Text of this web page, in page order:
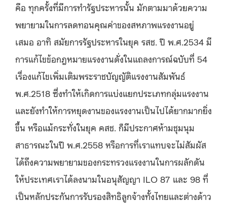
คือ ทุกครั้งที่มีการทำรัฐประหารนั้น มักตามมาด้วยความ
พยายามในการลดทอนคุณค่าของสหภาพแรงงานอยู่
เสมอ อาทิ สมัยการรัฐประหารในยุค รสช. ปี พ.ศ.2534 มี
การแก้ไขข้อกฎหมายแรงงานดั่งในแถลงการณ์ฉบับที่ 54
เรื่องแก้ไขเพิ่มเติมพระราชบัญญัติแรงงานสัมพันธ์
พ.ศ.2518 ซึ่งทำให้เกิดการแบ่งแยกประเภทกลุ่มแรงงาน
และยังทำให้การหยุดงานของแรงงานเป็นไปได้ยากมากยิ่ง
ขึ้น หรือแม้กระทั่งในยุค คสช. ก็มีประกาศห้ามชุมนุม
สาธารณะในปี พ.ศ.2558 หรือการที่เราแทบจะไม่สัมผัส
ได้ถึงความพยายามของกระทรวงแรงงานในการผลักดัน
ให้ประเทศเราได้ลงนามในอนุสัญญา ILO 87 และ 98 ที่
เป็นหลักประกันการรับรองสิทธิลูกจ้างทั้งไทยและต่างด้าว